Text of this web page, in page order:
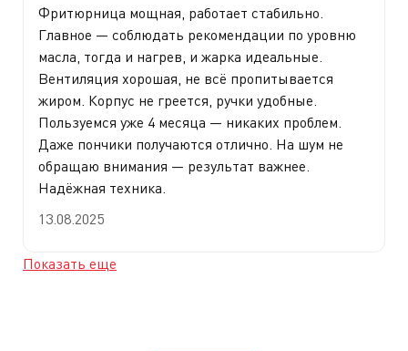
Фритюрница мощная, работает стабильно.
Главное — соблюдать рекомендации по уровню
масла, тогда и нагрев, и жарка идеальные.
Вентиляция хорошая, не всё пропитывается
жиром. Корпус не греется, ручки удобные.
Пользуемся уже 4 месяца — никаких проблем.
Даже пончики получаются отлично. На шум не
обращаю внимания — результат важнее.
Надёжная техника.
13.08.2025
Показать еще